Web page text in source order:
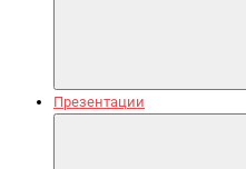
Презентации